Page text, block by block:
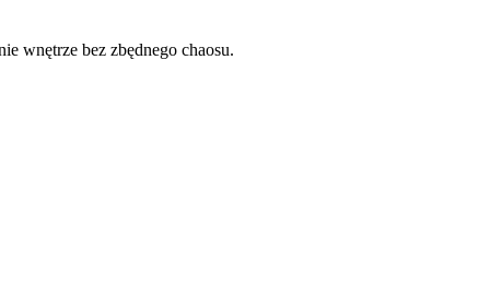
wnętrze bez zbędnego chaosu.